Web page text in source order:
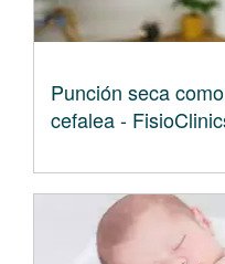
Punción seca
cefalea -